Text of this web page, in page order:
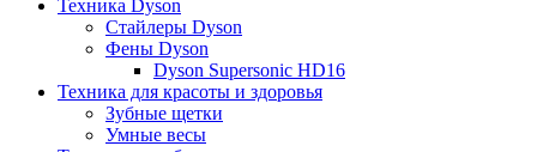
Техника Dyson
Стайлеры Dyson
Фены Dyson
Dyson Supersonic HD16
Техника для красоты и здоровья
Зубные щетки
Умные весы